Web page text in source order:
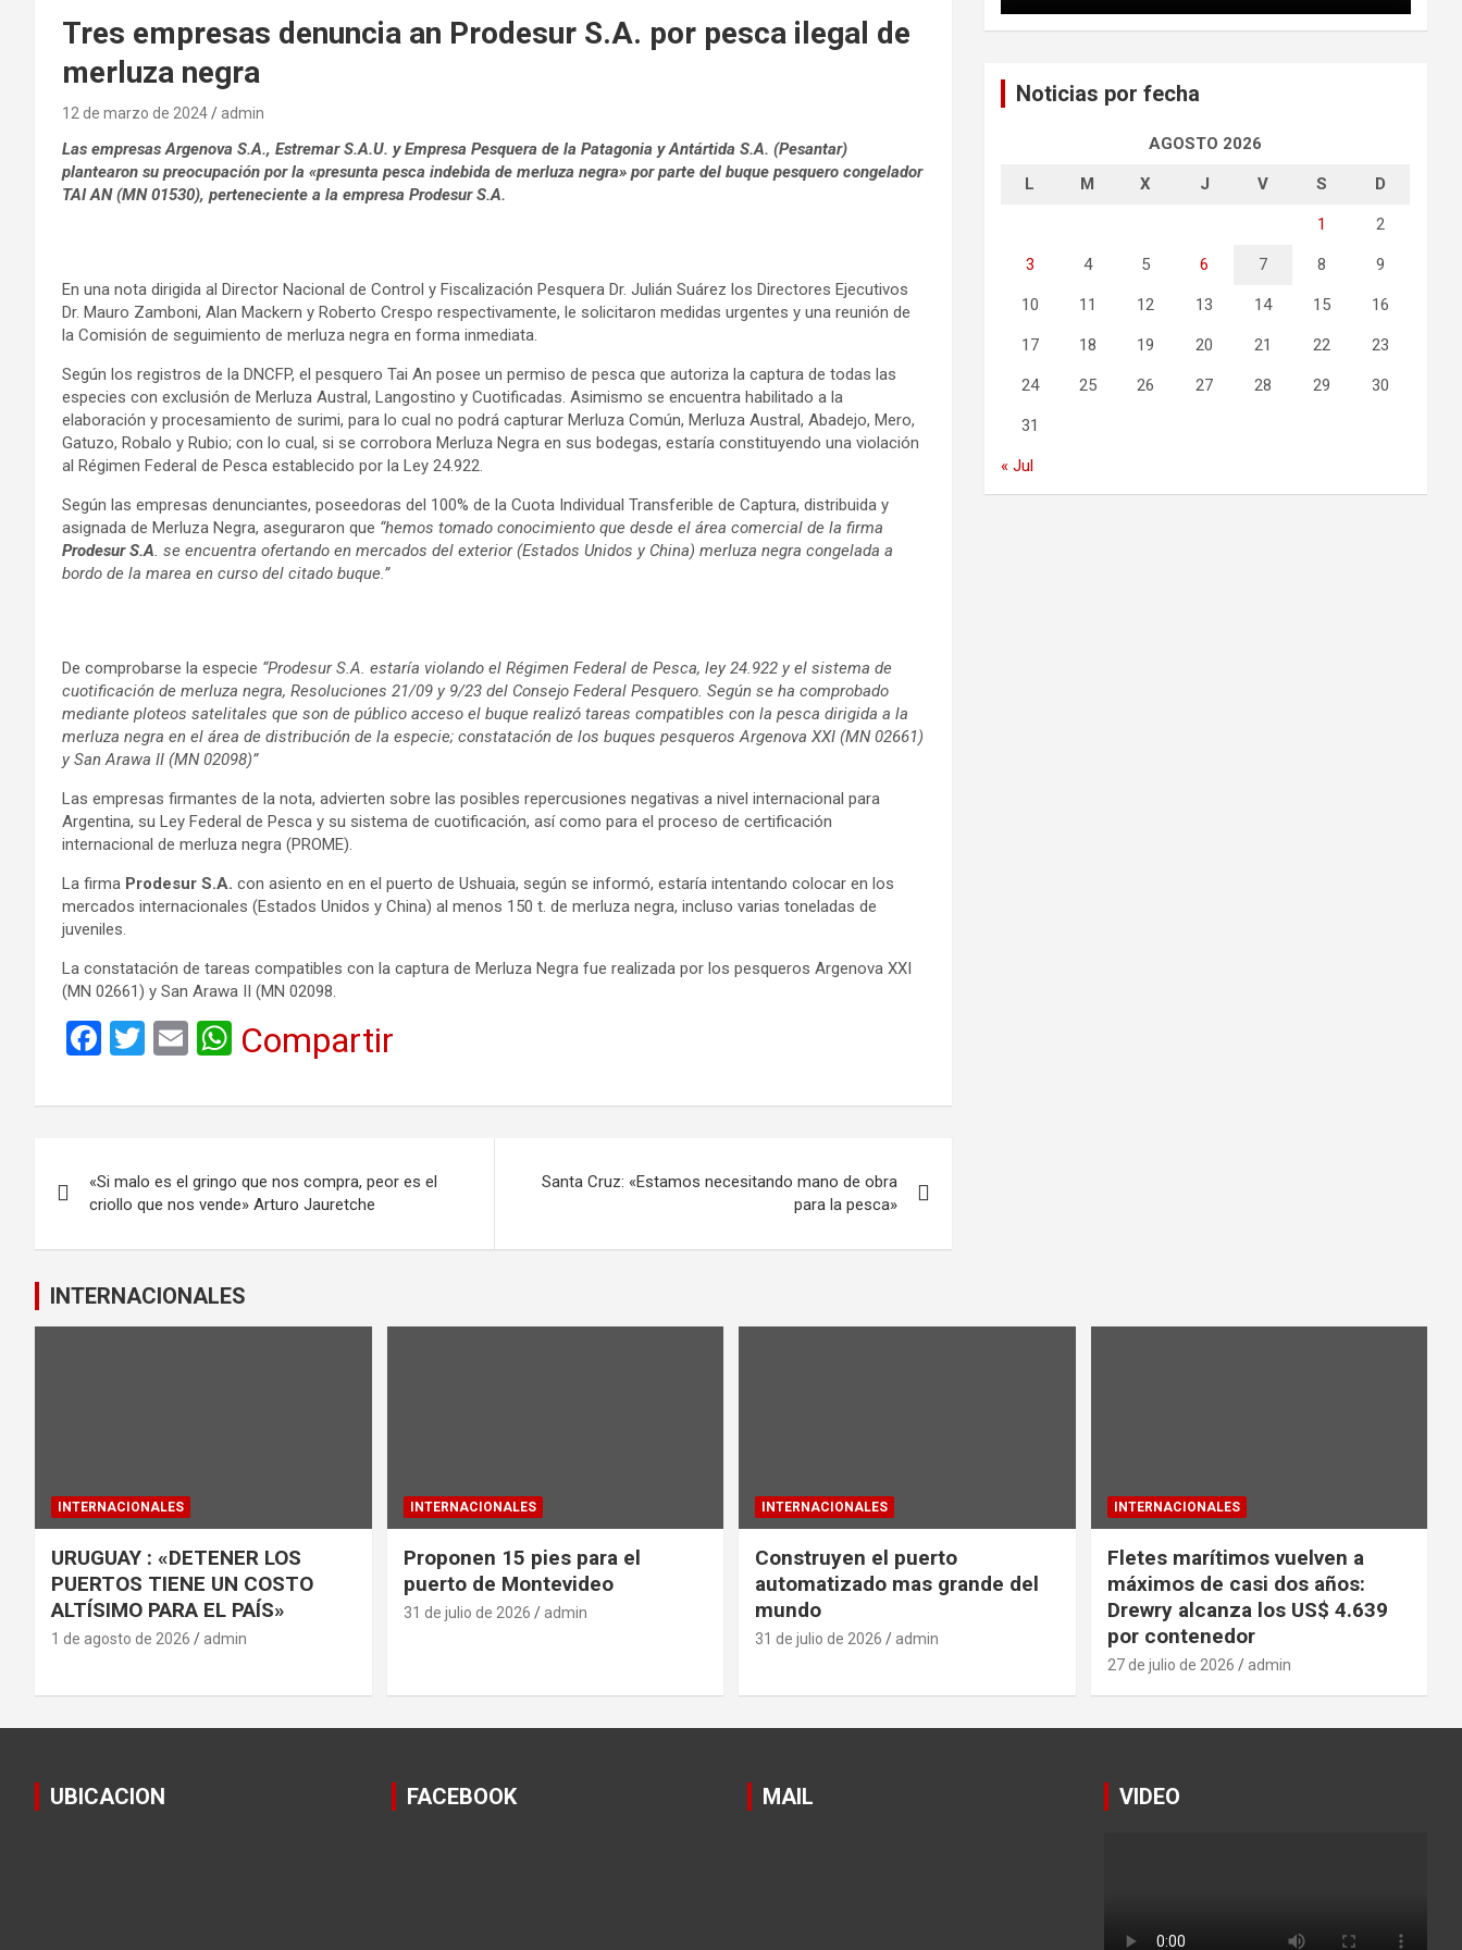
Tres empresas denuncia an Prodesur S.A. por pesca ilegal de
merluza negra
12 de marzo de 2024 admin
Las empresas Argenova S.A., Estremar S.A.U. y Empresa Pesquera de la Patagonia y Antártida S.A. (Pesantar)
plantearon su preocupación por la «presunta pesca indebida de merluza negra» por parte del buque pesquero congelador
TAI AN (MN 01530), perteneciente a la empresa Prodesur S.A.
En una nota dirigida al Director Nacional de Control y Fiscalización Pesquera Dr. Julián Suárez los Directores Ejecutivos
Dr. Mauro Zamboni, Alan Mackern y Roberto Crespo respectivamente, le solicitaron medidas urgentes y una reunión de
la Comisión de seguimiento de merluza negra en forma inmediata.
Según los registros de la DNCFP, el pesquero Tai An posee un permiso de pesca que autoriza la captura de todas las
especies con exclusión de Merluza Austral, Langostino y Cuotificadas. Asimismo se encuentra habilitado a la
elaboración y procesamiento de surimi, para lo cual no podrá capturar Merluza Común, Merluza Austral, Abadejo, Mero,
Gatuzo, Robalo y Rubio; con lo cual, si se corrobora Merluza Negra en sus bodegas, estaría constituyendo una violación
al Régimen Federal de Pesca establecido por la Ley 24.922.
Según las empresas denunciantes, poseedoras del 100% de la Cuota Individual Transferible de Captura, distribuida y
asignada de Merluza Negra, aseguraron que “hemos tomado conocimiento que desde el área comercial de la firma
Prodesur S.A. se encuentra ofertando en mercados del exterior (Estados Unidos y China) merluza negra congelada a
bordo de la marea en curso del citado buque.”
De comprobarse la especie “Prodesur S.A. estaría violando el Régimen Federal de Pesca, ley 24.922 y el sistema de
cuotificación de merluza negra, Resoluciones 21/09 y 9/23 del Consejo Federal Pesquero. Según se ha comprobado
mediante ploteos satelitales que son de público acceso el buque realizó tareas compatibles con la pesca dirigida a la
merluza negra en el área de distribución de la especie; constatación de los buques pesqueros Argenova XXI (MN 02661)
y San Arawa II (MN 02098)”
Las empresas firmantes de la nota, advierten sobre las posibles repercusiones negativas a nivel internacional para
Argentina, su Ley Federal de Pesca y su sistema de cuotificación, así como para el proceso de certificación
internacional de merluza negra (PROME).
La firma Prodesur S.A. con asiento en en el puerto de Ushuaia, según se informó, estaría intentando colocar en los
mercados internacionales (Estados Unidos y China) al menos 150 t. de merluza negra, incluso varias toneladas de
juveniles.
La constatación de tareas compatibles con la captura de Merluza Negra fue realizada por los pesqueros Argenova XXI
(MN 02661) y San Arawa II (MN 02098.
F
ce
o
o
k
T
tt
E
ail
W
at
A
p
p
Compartir
de
entradas
«Si malo es el gringo que nos compra, peor es el
criollo que nos vende» Arturo Jauretche
Santa Cruz: «Estamos necesitando mano de obra
para la pesca»
Noticias por fecha
AGOSTO 2026
L M X J V S D
1 2
3 4 5 6 7 8 9
10 11 12 13 14 15 16
17 18 19 20 21 22 23
24 25 26 27 28 29 30
31
« Jul
INTERNACIONALES
INTERNACIONALES
URUGUAY : «DETENER LOS
PUERTOS TIENE UN COSTO
ALTÍSIMO PARA EL PAÍS»
1 de agosto de 2026 admin
INTERNACIONALES
Proponen 15 pies para el
puerto de Montevideo
31 de julio de 2026 admin
INTERNACIONALES
Construyen el puerto
automatizado mas grande del
mundo
31 de julio de 2026 admin
INTERNACIONALES
Fletes marítimos vuelven a
máximos de casi dos años:
Drewry alcanza los US$ 4.639
por contenedor
27 de julio de 2026 admin
UBICACION FACEBOOK MAIL VIDEO